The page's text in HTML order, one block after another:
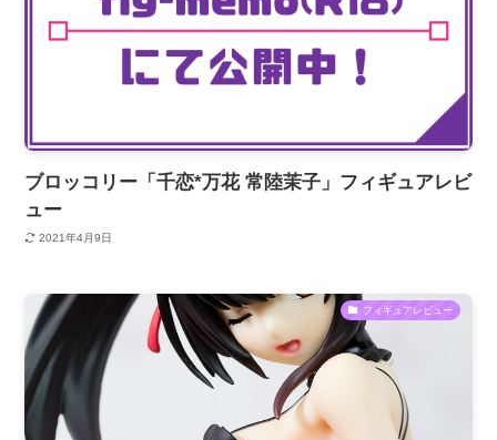
ブロッコリー「千恋*万花 常陸茉子」フィギュアレビ
ュー
2021年4月9日
フィギュアレビュー